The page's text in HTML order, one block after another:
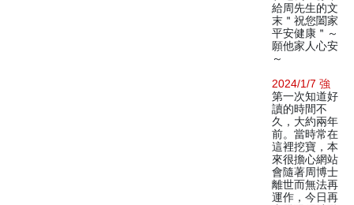
給周先生的文
末＂祝您闔家
平安健康＂～
願他家人心安
～
2024/1/7 強
第一次知道好
讀的時間不
久，大約兩年
前。當時常在
這裡挖寶，本
來很擔心網站
會隨著周博士
離世而無法再
運作，今日再